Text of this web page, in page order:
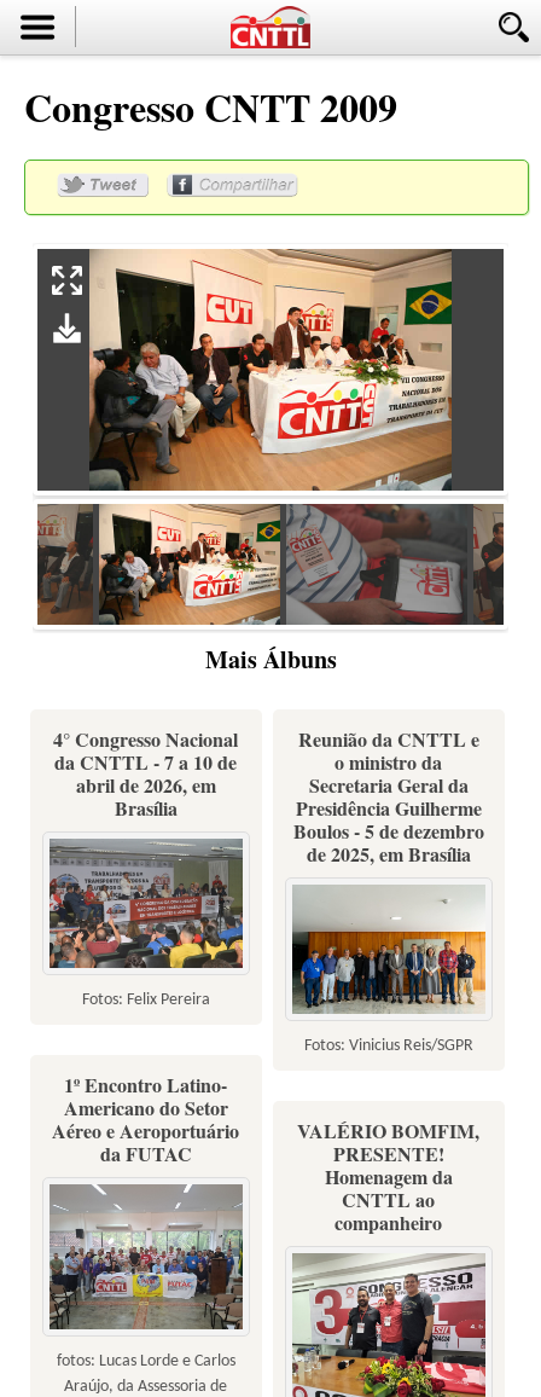
Congresso CNTT 2009
Mais Álbuns
4° Congresso Nacional
da CNTTL - 7 a 10 de
abril de 2026, em
Brasília
Fotos: Felix Pereira
Reunião da CNTTL e
o ministro da
Secretaria Geral da
Presidência Guilherme
Boulos - 5 de dezembro
de 2025, em Brasília
Fotos: Vinicius Reis/SGPR
1º Encontro Latino-
Americano do Setor
Aéreo e Aeroportuário
da FUTAC
fotos: Lucas Lorde e Carlos
Araújo, da Assessoria de
VALÉRIO BOMFIM,
PRESENTE!
Homenagem da
CNTTL ao
companheiro